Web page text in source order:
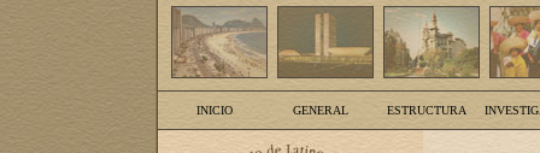
INICIO GENERAL ESTRUCTURA